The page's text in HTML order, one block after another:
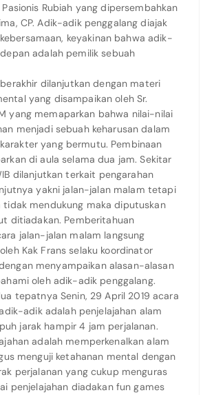
Rubiah yang dipersembahkan
CP. Adik-adik penggalang diajak
keyakinan bahwa adik-
adalah pemilik sebuah
dilanjutkan dengan materi
yang disampaikan oleh Sr.
yang memaparkan bahwa nilai-nilai
menjadi sebuah keharusan dalam
yang bermutu. Pembinaan
di aula selama dua jam. Sekitar
dilanjutkan terkait pengarahan
yakni jalan-jalan malam tetapi
tidak mendukung maka diputuskan
ditiadakan. Pemberitahuan
jalan-jalan malam langsung
Kak Frans selaku koordinator
menyampaikan alasan-alasan
oleh adik-adik penggalang.
tepatnya Senin, 29 April 2019 acara
adik adalah penjelajahan alam
jarak hampir 4 jam perjalanan.
adalah memperkenalkan alam
menguji ketahanan mental dengan
perjalanan yang cukup menguras
penjelajahan diadakan fun games